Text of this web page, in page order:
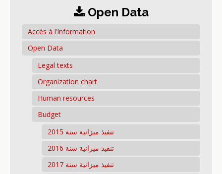
Open Data
Accès à l'information
Open Data
Legal texts
Organization chart
Human resources
Budget
تنفيذ ميزانية سنة 2015
تنفيذ ميزانية سنة 2016
تنفيذ ميزانية سنة 2017